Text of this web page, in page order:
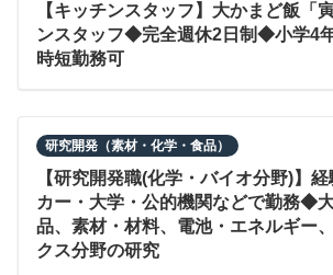
【キッチンスタッフ】大かまど飯「
ンスタッフ◆完全週休2日制◆小学4
時短勤務可
研究開発（素材・化学・食品）
【研究開発職(化学・バイオ分野)】
カー・大学・公的機関などで勤務◆
品、素材・材料、電池・エネルギー
クス分野の研究